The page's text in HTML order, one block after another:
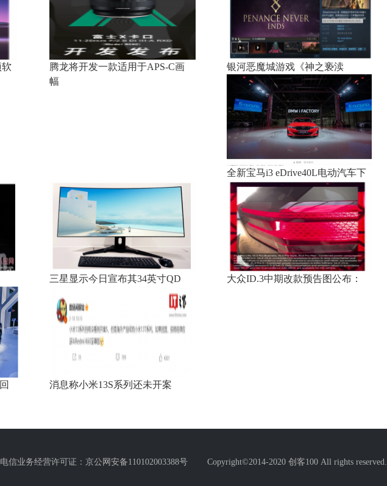
软
腾龙将开发一款适用于APS-C画
幅
银河恶魔城游戏《神之亵渎
全新宝马i3 eDrive40L电动汽车下
三星显示今日宣布其34英寸QD 大众ID.3中期改款预告图公布：
消息称小米13S系列还未开案
业务经营许可证：京公网安备110102003388号 Copyright©2014-2020 创客100 All rights reserved.